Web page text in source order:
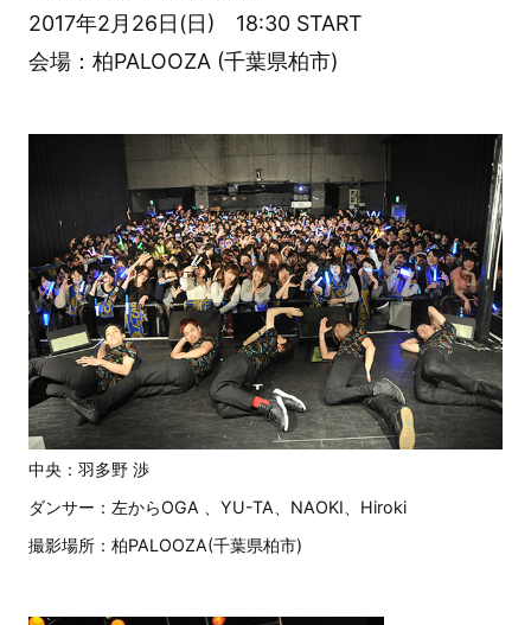
2017年2月26日(日) 18:30 START
会場：柏PALOOZA (千葉県柏市)
中央：羽多野 渉
ダンサー：左からOGA 、YU-TA、NAOKI、Hiroki
撮影場所：柏PALOOZA(千葉県柏市)